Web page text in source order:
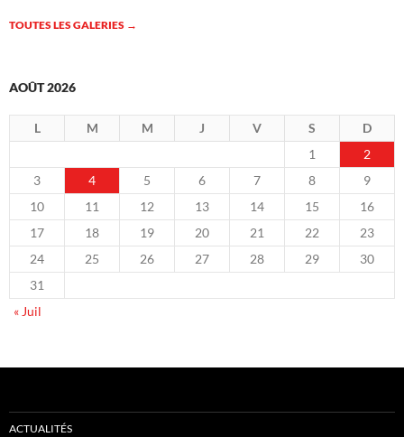
TOUTES LES GALERIES →
AOÛT 2026
L M M J V S
D
1
2
3
4 5 6 7 8
9
10
11 12 13 14 15
16
17
18 19 20 21 22
23
24
25 26 27 28 29
30
31
« Juil
ACTUALITÉS